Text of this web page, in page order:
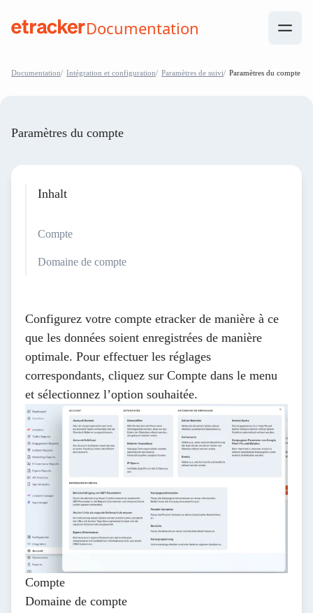
Documentation
Documentation Intégration et configuration Paramètres de suivi Paramètres du compte
Paramètres du compte
Inhalt
Compte
Domaine de compte
Configurez votre compte etracker de manière à ce
que les données soient enregistrées de manière
optimale. Pour effectuer les réglages
correspondants, cliquez sur Compte dans le menu
et sélectionnez l’option souhaitée.
Compte
Domaine de compte